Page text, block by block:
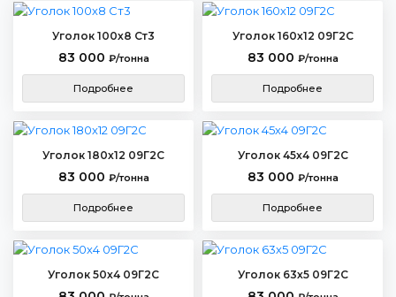
Уголок 100х8 Ст3
83 000 ₽/тонна
Подробнее
Уголок 160х12 09Г2С
83 000 ₽/тонна
Подробнее
Уголок 180х12 09Г2С
83 000 ₽/тонна
Подробнее
Уголок 45х4 09Г2С
83 000 ₽/тонна
Подробнее
Уголок 50х4 09Г2С Уголок 63х5 09Г2С